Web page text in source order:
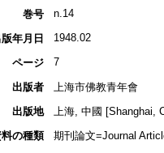
巻号
n.14
年月日 1948.02
ページ 7
出版者
上海市佛教青年會
出版地
上海, 中國 [Shanghai,
料の種類
期刊論文=Journal